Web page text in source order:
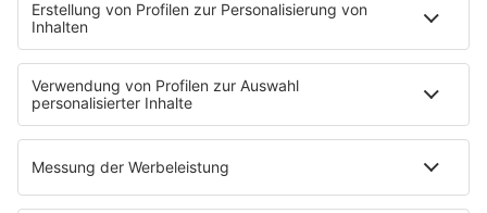
EMPFANG
Übersicht
ROCK FM App
Partner
radio.de